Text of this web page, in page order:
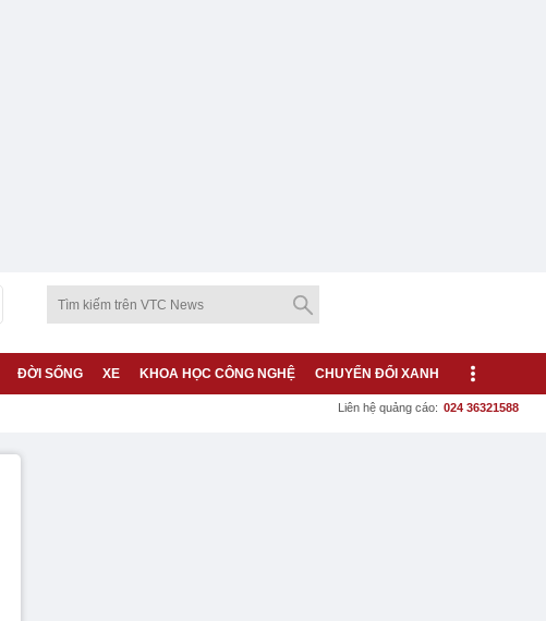
ĐỜI SỐNG XE KHOA HỌC CÔNG NGHỆ CHUYỂN ĐỔI XANH
Liên hệ quảng cáo: 024 36321588